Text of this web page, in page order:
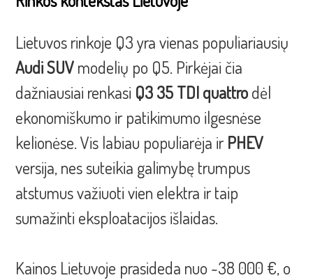
Lietuvos rinkoje Q3 yra vienas populiariausių
Audi SUVmodelių po Q5. Pirkėjai čia
dažniausiai renkasi Q3 35 TDI quattrodėl
ekonomiškumo ir patikimumo ilgesnėse
kelionėse. Vis labiau populiarėja ir PHEV
versija, nes suteikia galimybę trumpus
atstumus važiuoti vien elektra ir taip
sumažinti eksploatacijos išlaidas.
Kainos Lietuvoje prasideda nuo ~38 000 €, o